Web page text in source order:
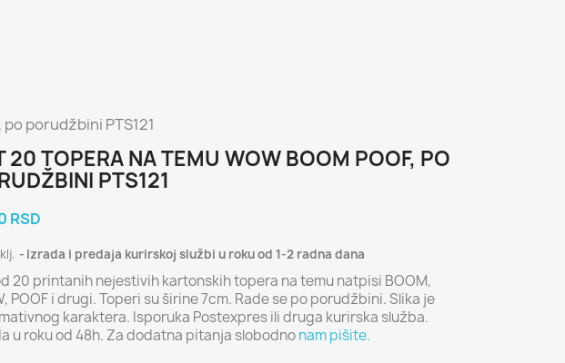
porudžbini PTS121
20 TOPERA NA TEMU WOW BOOM POOF, PO
PTS121
RSD
Izrada i predaja kurirskoj službi u roku od 1-2 radna dana
20 printanih nejestivih kartonskih topera na temu natpisi BOOM,
POOF i drugi. Toperi su širine 7cm. Rade se po porudžbini. Slika je
karaktera. Isporuka Postexpres ili druga kurirska služba.
u roku od 48h. Za dodatna pitanja slobodnonam pišite.